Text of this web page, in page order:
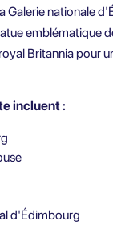
Galerie nationale
emblématique
Britannia pour
incluent :
d'Édimbourg